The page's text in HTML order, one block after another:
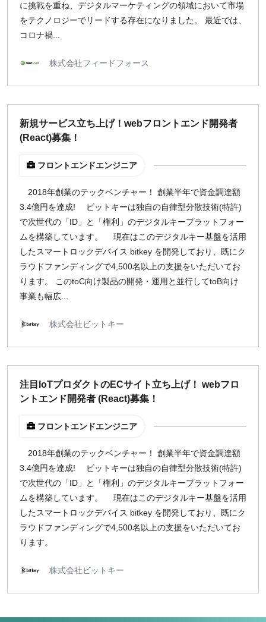
に挑戦を重ね、デジタルマーケティングの領域において市場
をテクノロジーでリードする存在になりました。 最近では、
コロナ禍...
株式会社フィードフォース
新規サービス立ち上げ！webフロントエンド開発者
(React)募集！
フロントエンドエンジニア
2018年創業のテックベンチャー！ 創業半年で資金調達額
3.4億円を達成! ビットキーは独自の自律型分散技術(特許)
で次世代の「ID」と「権利」のデジタルキープラットフォー
ムを構築しています。 現在はこのデジタルキー基盤を活用
したスマートロックデバイス bitkey を開発しており、既にク
ラウドファンディングで4,500名以上の支援をいただいてお
ります。 このtoC向け製品の開発・運用と並行してtoB向け
事業も幅広...
株式会社ビットキー
注目IoTプロダクトのECサイト立ち上げ！ webフロ
ントエンド開発者 (React)募集！
フロントエンドエンジニア
2018年創業のテックベンチャー！ 創業半年で資金調達額
3.4億円を達成! ビットキーは独自の自律型分散技術(特許)
で次世代の「ID」と「権利」のデジタルキープラットフォー
ムを構築しています。 現在はこのデジタルキー基盤を活用
したスマートロックデバイス bitkey を開発しており、既にク
ラウドファンディングで4,500名以上の支援をいただいてお
ります。
株式会社ビットキー